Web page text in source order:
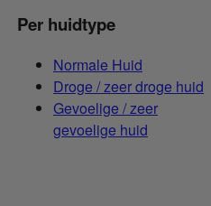
Per huidtype
Normale Huid
Droge / zeer droge huid
Gevoelige / zeer
gevoelige huid